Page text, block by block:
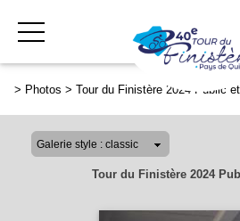
> Photos > Tour du Finistère 2024 Public
Tour du Finistère 2024